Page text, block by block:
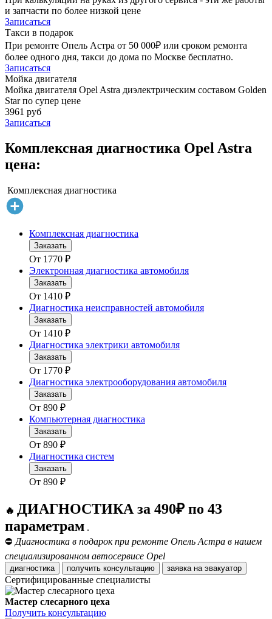
и запчасти по более низкой цене
Записаться
Такси в подарок
При ремонте Опель Астра от 50 000₽ или сроком ремонта
более одного дня, такси до дома по Москве бесплатно.
Записаться
Мойка двигателя
Мойка двигателя Opel Astra диэлектрическим составом Golden
Star по супер цене
3961 руб
Записаться
Комплексная диагностика Opel Astra
цена:
Комплексная диагностика
Комплексная диагностика
Заказать
От 1770 ₽
Электронная диагностика автомобиля
Заказать
От 1410 ₽
Диагностика неисправностей автомобиля
Заказать
От 1410 ₽
Диагностика электрики автомобиля
Заказать
От 1770 ₽
Диагностика электрооборудования автомобиля
Заказать
От 890 ₽
Компьютерная диагностика
Заказать
От 890 ₽
Диагностика систем
Заказать
От 890 ₽
🔥 ДИАГНОСТИКА за 490₽ по 43
параметрам .
⛔ Диагностика в подарок при ремонте Опель Астра в нашем
специализированном автосервисе Opel
диагностика получить консультацию заявка на эвакуатор
Сертифицированные специалисты
Мастер слесарного цеха
Получить консультацию